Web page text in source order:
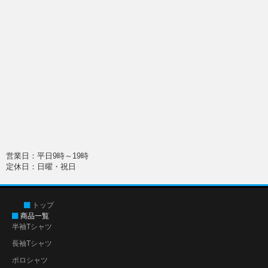
営業日：平日9時～19時
定休日：日曜・祝日
トップ
商品一覧
半袖Tシャツ
長袖Tシャツ
ポロシャツ